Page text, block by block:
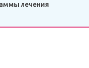
лечения